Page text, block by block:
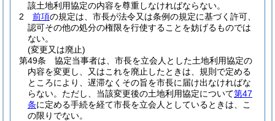
該土地利用協定の内容を尊重しなければならない。
2
前項の規定は、市長が法令又は条例の規定に基づく許可、
認可その他の処分の権限を行使することを妨げるものでは
ない。
(変更又は廃止)
第49条
協定当事者は、市長を立会人とした土地利用協定の
内容を変更し、又はこれを廃止したときは、規則で定める
ところにより、遅滞なくその旨を市長に届け出なければな
らない。 ただし、当該変更後の土地利用協定について第47
条に定める手続を経て市長を立会人としているときは、こ
の限りでない。